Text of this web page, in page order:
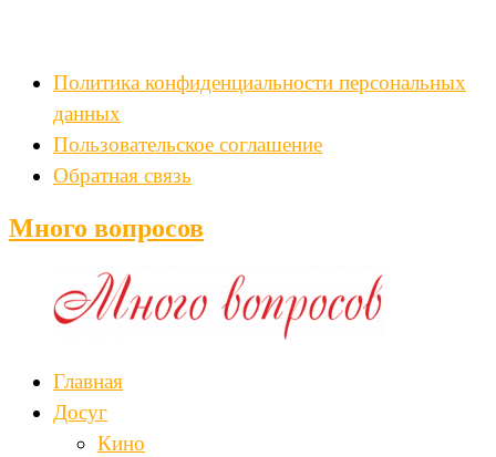
Политика конфиденциальности персональных
данных
Пользовательское соглашение
Обратная связь
Много вопросов
Главная
Досуг
Кино